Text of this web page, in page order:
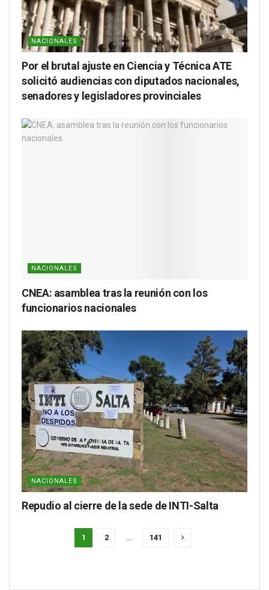
NACIONALES
Por el brutal ajuste en Ciencia y Técnica ATE
solicitó audiencias con diputados nacionales,
senadores y legisladores provinciales
NACIONALES
CNEA: asamblea tras la reunión con los
funcionarios nacionales
NACIONALES
Repudio al cierre de la sede de INTI-Salta
1 2 … 141